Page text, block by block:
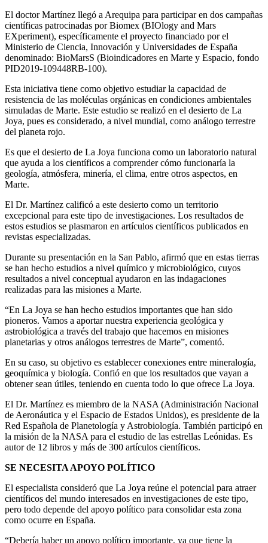
El doctor Martínez llegó a Arequipa para participar en dos campañas
científicas patrocinadas por Biomex (BIOlogy and Mars
EXperiment), específicamente el proyecto financiado por el
Ministerio de Ciencia, Innovación y Universidades de España
denominado: BioMarsS (Bioindicadores en Marte y Espacio, fondo
PID2019-109448RB-100).
Esta iniciativa tiene como objetivo estudiar la capacidad de
resistencia de las moléculas orgánicas en condiciones ambientales
simuladas de Marte. Este estudio se realizó en el desierto de La
Joya, pues es considerado, a nivel mundial, como análogo terrestre
del planeta rojo.
Es que el desierto de La Joya funciona como un laboratorio natural
que ayuda a los científicos a comprender cómo funcionaría la
geología, atmósfera, minería, el clima, entre otros aspectos, en
Marte.
El Dr. Martínez calificó a este desierto como un territorio
excepcional para este tipo de investigaciones. Los resultados de
estos estudios se plasmaron en artículos científicos publicados en
revistas especializadas.
Durante su presentación en la San Pablo, afirmó que en estas tierras
se han hecho estudios a nivel químico y microbiológico, cuyos
resultados a nivel conceptual ayudaron en las indagaciones
realizadas para las misiones a Marte.
“En La Joya se han hecho estudios importantes que han sido
pioneros. Vamos a aportar nuestra experiencia geológica y
astrobiológica a través del trabajo que hacemos en misiones
planetarias y otros análogos terrestres de Marte”, comentó.
En su caso, su objetivo es establecer conexiones entre mineralogía,
geoquímica y biología. Confió en que los resultados que vayan a
obtener sean útiles, teniendo en cuenta todo lo que ofrece La Joya.
El Dr. Martínez es miembro de la NASA (Administración Nacional
de Aeronáutica y el Espacio de Estados Unidos), es presidente de la
Red Española de Planetología y Astrobiología. También participó en
la misión de la NASA para el estudio de las estrellas Leónidas. Es
autor de 12 libros y más de 300 artículos científicos.
SE NECESITA APOYO POLÍTICO
El especialista consideró que La Joya reúne el potencial para atraer
científicos del mundo interesados en investigaciones de este tipo,
pero todo depende del apoyo político para consolidar esta zona
como ocurre en España.
“Debería haber un apoyo político importante, ya que tiene la